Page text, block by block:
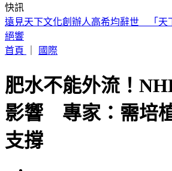
快訊
化妝師陳聆薇病逝！江蕙爆哭不敢到場
點
首頁
國際
肥水不能外流！
影響 專家：需培
支撐